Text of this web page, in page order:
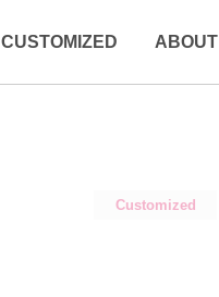
CUSTOMIZED ABOUT
Customized